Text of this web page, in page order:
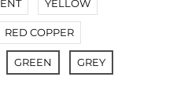
YELLOW
RED COPPER
GREEN GREY